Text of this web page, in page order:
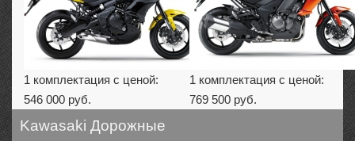
1 комплектация с ценой:
546 000 руб.
1 комплектация с ценой:
769 500 руб.
Kawasaki Дорожные